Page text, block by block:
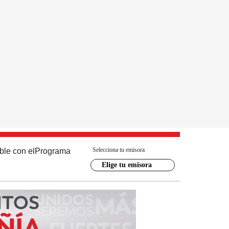
con el Programa Selecciona tu emisora
Elige tu emisora